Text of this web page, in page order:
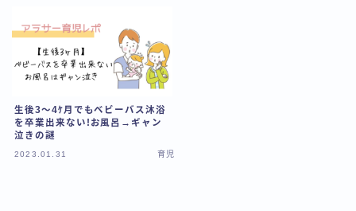
プライバシーポリシー・免責事項
生後3～4ｹ月でもベビーバス沐浴
を卒業出来ない!お風呂→ギャン
泣きの謎
2023.01.31 育児